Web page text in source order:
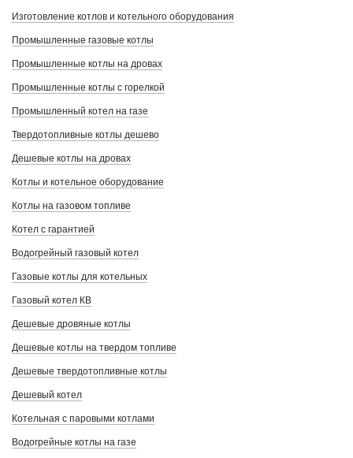
Изготовление котлов и котельного оборудования
Промышленные газовые котлы
Промышленные котлы на дровах
Промышленные котлы с горелкой
Промышленный котел на газе
Твердотопливные котлы дешево
Дешевые котлы на дровах
Котлы и котельное оборудование
Котлы на газовом топливе
Котел с гарантией
Водогрейный газовый котел
Газовые котлы для котельных
Газовый котел КВ
Дешевые дровяные котлы
Дешевые котлы на твердом топливе
Дешевые твердотопливные котлы
Дешевый котел
Котельная с паровыми котлами
Водогрейные котлы на газе